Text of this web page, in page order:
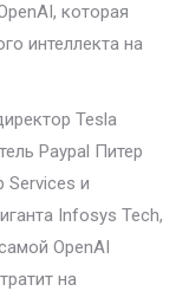
которая
интеллекта на
Tesla
Paypal Питер
Services и
Infosys Tech,
OpenAI
на